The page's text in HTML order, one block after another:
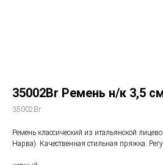
35002Br Ремень н/к 3,5
35002Br
Ремень классический из итальянской
Нарва). Качественная стильная пряжка.